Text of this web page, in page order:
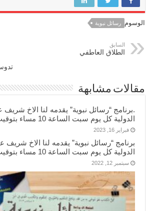
الوسوم رسائل نبوية
السابق
الطلاق العاطفي
مقالات مشابهة
.برنامج “رسائل نبوية” يقدمه لنا الاخ
الدولية كل يوم سبت الساعة 10 مساء بتوقيت مصر
فبراير 16, 2023
برنامج “رسائل نبوية” يقدمه لنا الاخ
الدولية كل يوم سبت الساعة 10 مساء بتوقيت مصر
سبتمبر 12, 2022